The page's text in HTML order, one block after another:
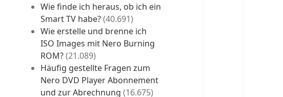
Wie finde ich heraus, ob ich ein
Smart TV habe?(40.691)
Wie erstelle und brenne ich
ISO Images mit Nero Burning
ROM?(21.089)
Häufig gestellte Fragen zum
Nero DVD Player Abonnement
und zur Abrechnung (16.675)